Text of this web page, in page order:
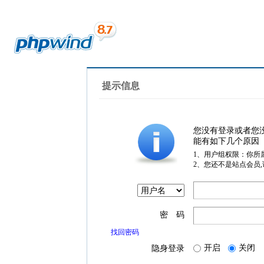
提示信息
您没有登录或者您
能有如下几个原因
1、用户组权限：你所
2、您还不是站点会员
密 码
找回密码
隐身登录 开启 关闭